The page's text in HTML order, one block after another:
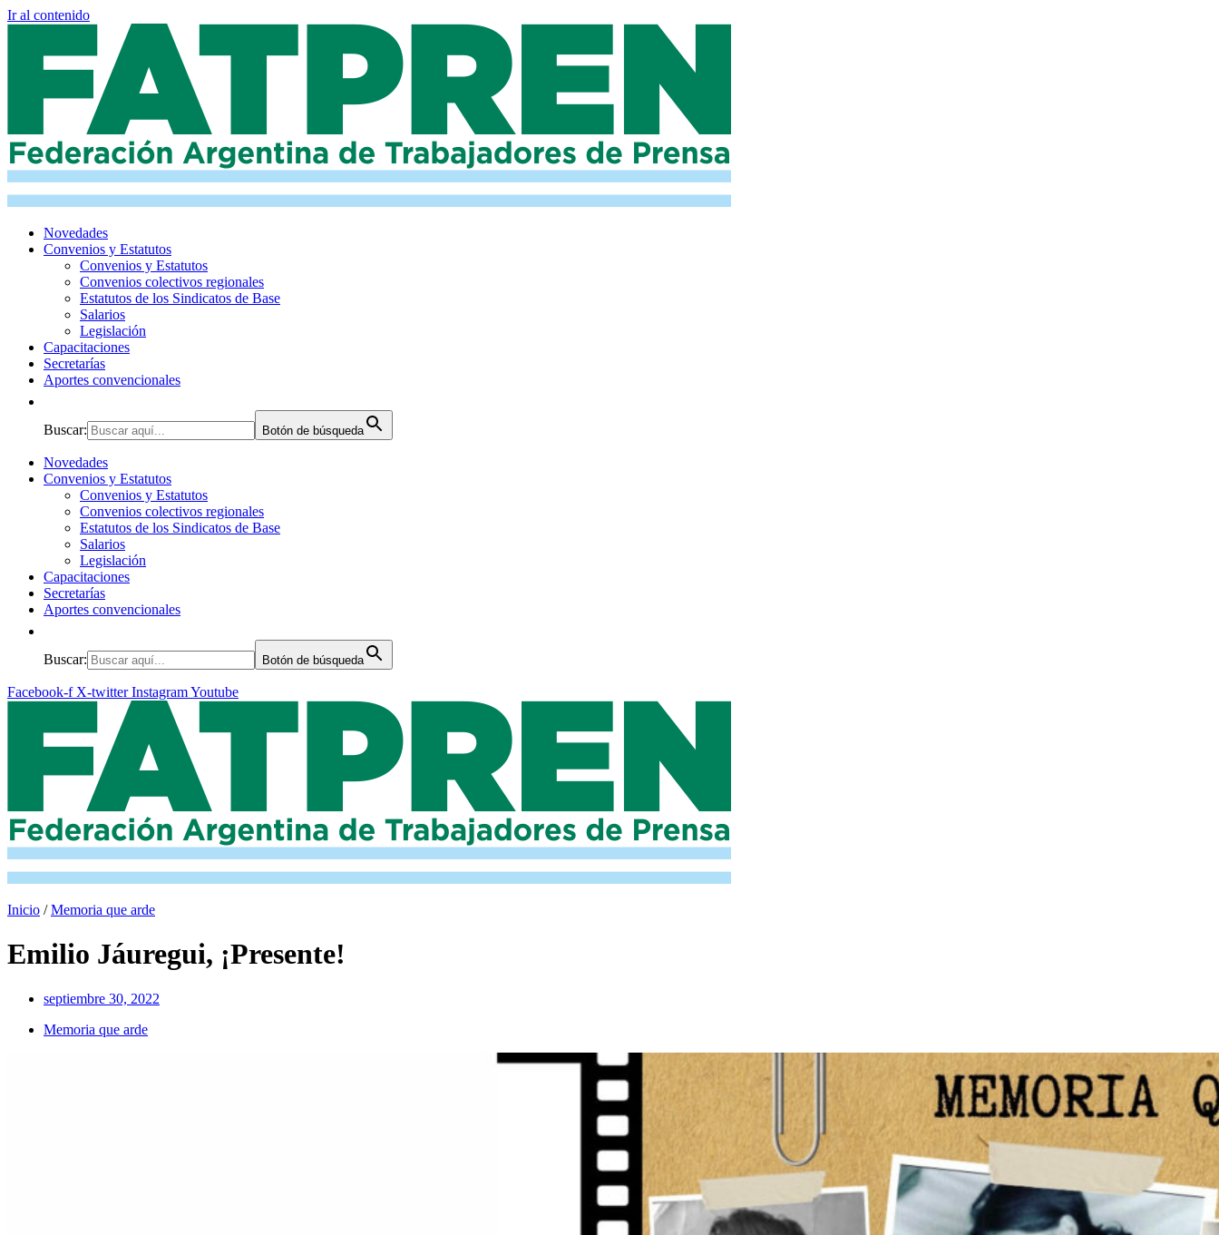
Ir al contenido
Novedades
Convenios y Estatutos
Convenios y Estatutos
Convenios colectivos regionales
Estatutos de los Sindicatos de Base
Salarios
Legislación
Capacitaciones
Secretarías
Aportes convencionales
Buscar: Botón de búsqueda
Novedades
Convenios y Estatutos
Convenios y Estatutos
Convenios colectivos regionales
Estatutos de los Sindicatos de Base
Salarios
Legislación
Capacitaciones
Secretarías
Aportes convencionales
Buscar: Botón de búsqueda
Facebook-f X-twitter InstagramYoutube
Inicio /Memoria que arde
Emilio Jáuregui, ¡Presente!
septiembre 30, 2022
Memoria que arde